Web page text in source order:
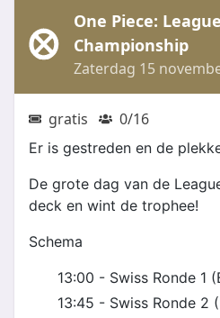
One Piece:
Championship
Zaterdag 15
gratis 0/16
Er is gestreden en de
De grote dag van de
deck en wint de trophee!
Schema
13:00 - Swiss Ronde 1
13:45 - Swiss Ronde 2